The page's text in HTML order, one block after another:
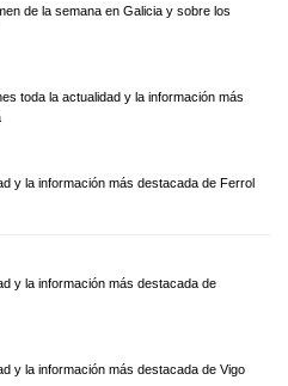
de la semana en Galicia y sobre los
toda la actualidad y la información más
y la información más destacada de Ferrol
y la información más destacada de
y la información más destacada de Vigo